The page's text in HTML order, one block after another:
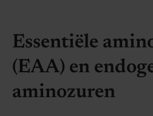
Essentiële
(EAA) en
aminozuren